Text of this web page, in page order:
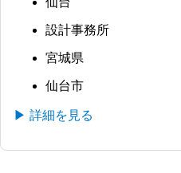
設計事務所
宮城県
仙台市
▶ 詳細を見る